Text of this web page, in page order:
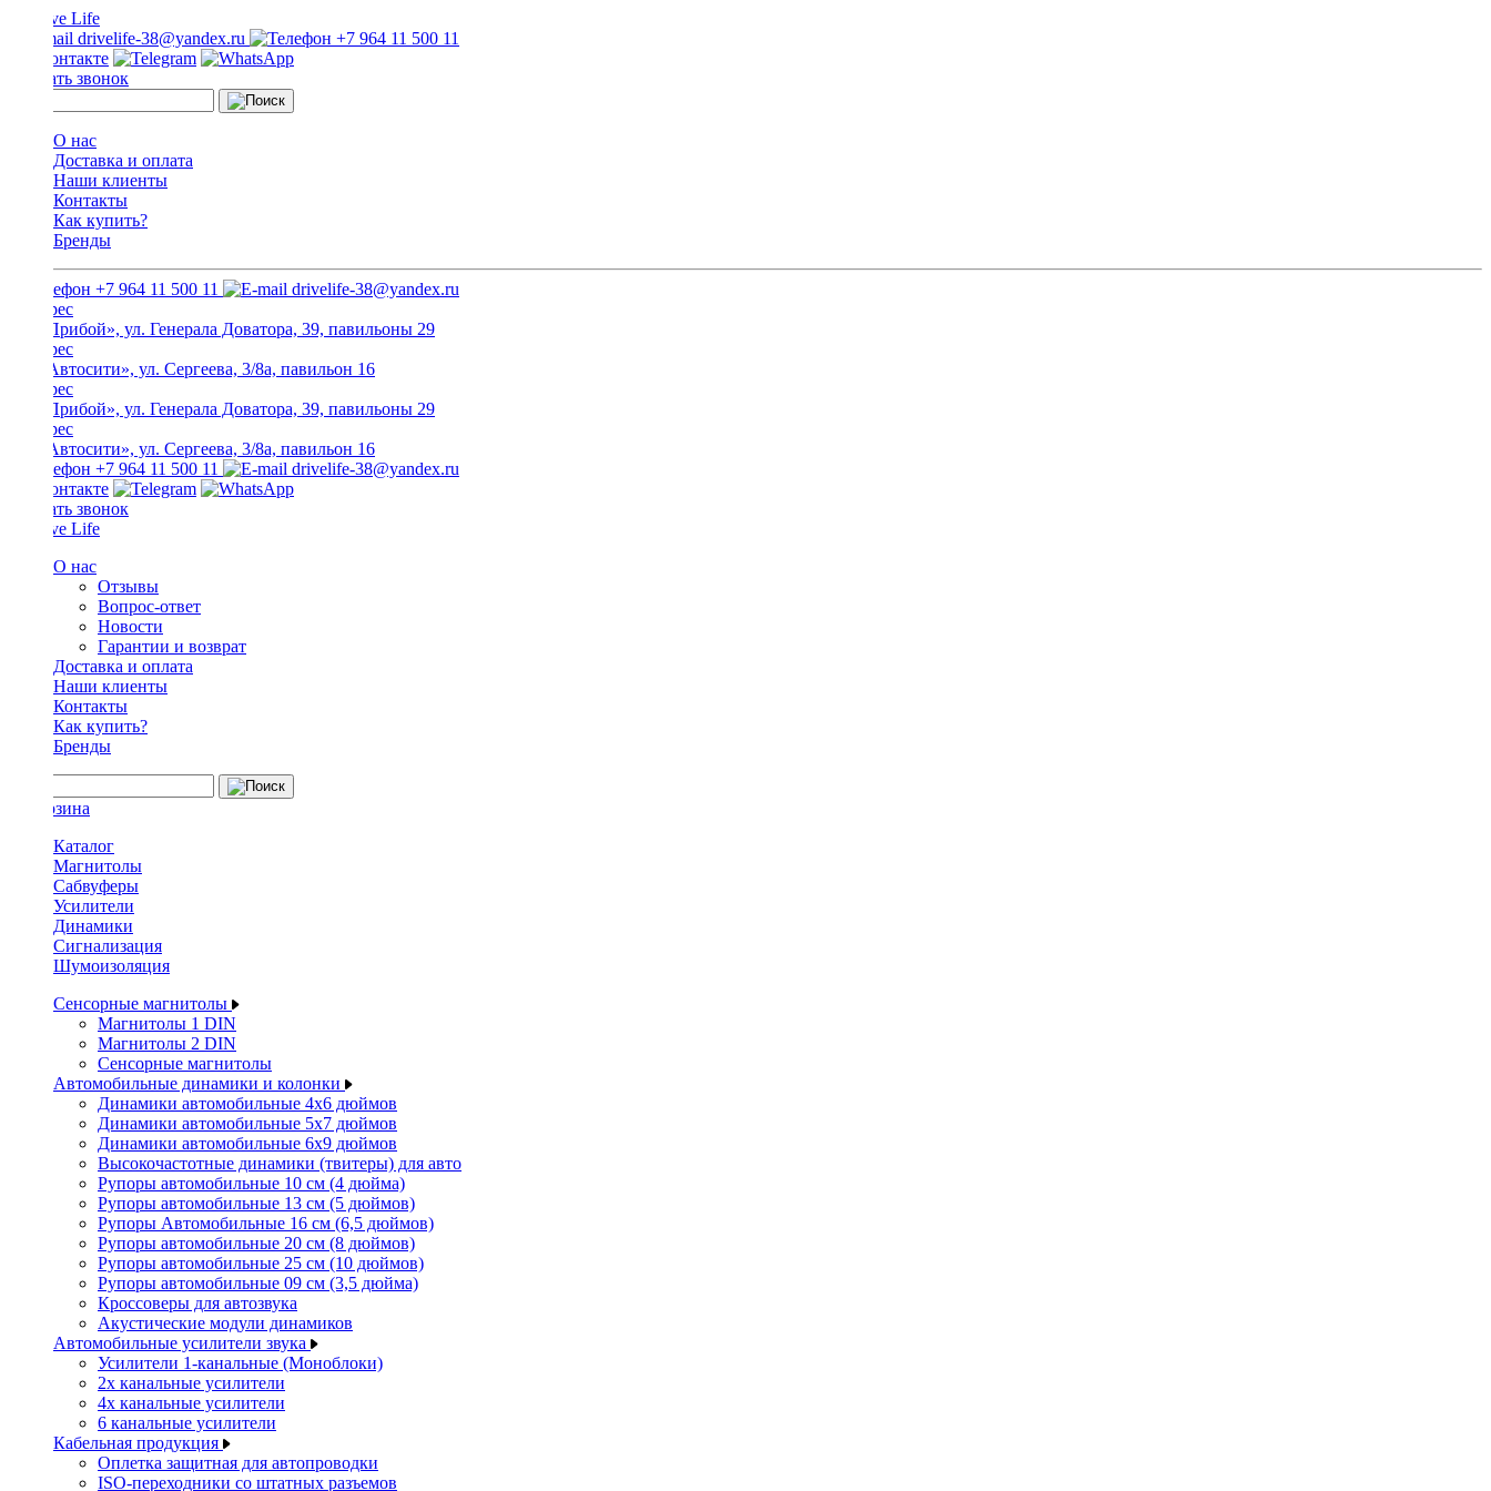
drivelife-38@yandex.ru +7 964 11 500 11
Заказать звонок
О нас
Доставка и оплата
Наши клиенты
Контакты
Как купить?
Бренды
+7 964 11 500 11 drivelife-38@yandex.ru
ТЦ «Прибой», ул. Генерала Доватора, 39, павильоны 29
ТЦ «Автосити», ул. Сергеева, 3/8а, павильон 16
ТЦ «Прибой», ул. Генерала Доватора, 39, павильоны 29
ТЦ «Автосити», ул. Сергеева, 3/8а, павильон 16
+7 964 11 500 11
drivelife-38@yandex.ru
Заказать звонок
О нас
Отзывы
Вопрос-ответ
Новости
Гарантии и возврат
Доставка и оплата
Наши клиенты
Контакты
Как купить?
Бренды
Каталог
Магнитолы
Сабвуферы
Усилители
Динамики
Сигнализация
Шумоизоляция
Сенсорные магнитолы
Магнитолы 1 DIN
Магнитолы 2 DIN
Сенсорные магнитолы
Автомобильные динамики и колонки
Динамики автомобильные 4x6 дюймов
Динамики автомобильные 5x7 дюймов
Динамики автомобильные 6x9 дюймов
Высокочастотные динамики (твитеры) для авто
Рупоры автомобильные 10 см (4 дюйма)
Рупоры автомобильные 13 см (5 дюймов)
Рупоры Автомобильные 16 см (6,5 дюймов)
Рупоры автомобильные 20 см (8 дюймов)
Рупоры автомобильные 25 см (10 дюймов)
Рупоры автомобильные 09 см (3,5 дюйма)
Кроссоверы для автозвука
Акустические модули динамиков
Автомобильные усилители звука
Усилители 1-канальные (Моноблоки)
2х канальные усилители
4х канальные усилители
6 канальные усилители
Кабельная продукция
Оплетка защитная для автопроводки
ISO-переходники со штатных разъемов